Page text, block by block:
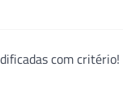
com critério!